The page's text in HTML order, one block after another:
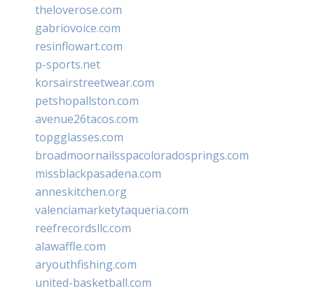
theloverose.com
gabriovoice.com
resinflowart.com
p-sports.net
korsairstreetwear.com
petshopallston.com
avenue26tacos.com
topgglasses.com
broadmoornailsspacoloradosprings.com
missblackpasadena.com
anneskitchen.org
valenciamarketytaqueria.com
reefrecordsllc.com
alawaffle.com
aryouthfishing.com
united-basketball.com